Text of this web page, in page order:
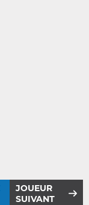
JOUEUR
SUIVANT